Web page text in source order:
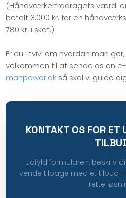
(Håndværkerfradragets værdi er
betalt 3.000 kr. for en
780 kr. i skat.)
Er du i tvivl om hvordan man
velkommen til at sende os en
manpower.dkså skal vi guide
KONTAKT OS FOR ET
Udfyld formularen, beskriv
vende tilbage med et tilbud
rette